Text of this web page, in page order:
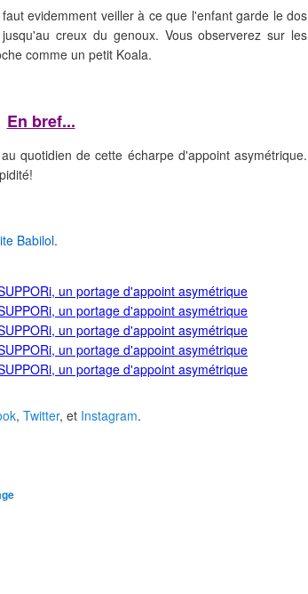
evidemment veiller à ce que l'enfant garde le dos
creux du genoux. Vous observerez sur les
comme un petit Koala.
En bref...
quotidien de cette écharpe d'appoint asymétrique.
te Babilol.
, Twitter, et Instagram.